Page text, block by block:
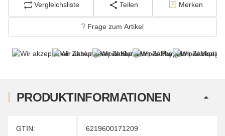
Vergleichsliste Teilen Merken
Frage zum Artikel
PRODUKTINFORMATIONEN
Produkteigenschaft
Wert
GTIN: 6219600171209